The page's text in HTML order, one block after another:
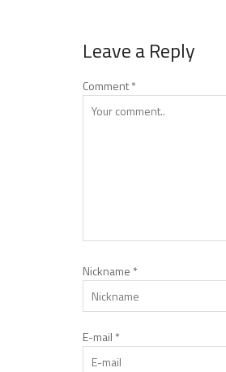
Leave a Reply
Comment*
Nickname *
E-mail *